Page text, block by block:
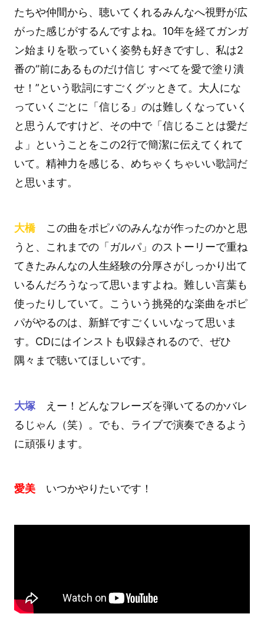
たちや仲間から、聴いてくれるみんなへ視野が広
がった感じがするんですよね。10年を経てガンガ
ン始まりを歌っていく姿勢も好きですし、私は2
番の“前にあるものだけ信じ すべてを愛で塗り潰
せ！”という歌詞にすごくグッときて。大人にな
っていくごとに「信じる」のは難しくなっていく
と思うんですけど、その中で「信じることは愛だ
よ」ということをこの2行で簡潔に伝えてくれて
いて。精神力を感じる、めちゃくちゃいい歌詞だ
と思います。
大橋この曲をポピパのみんなが作ったのかと思
うと、これまでの「ガルパ」のストーリーで重ね
てきたみんなの人生経験の分厚さがしっかり出て
いるんだろうなって思いますよね。難しい言葉も
使ったりしていて。こういう挑発的な楽曲をポピ
パがやるのは、新鮮ですごくいいなって思いま
す。CDにはインストも収録されるので、ぜひ
隅々まで聴いてほしいです。
大塚えー！どんなフレーズを弾いてるのかバレ
るじゃん（笑）。でも、ライブで演奏できるよう
に頑張ります。
愛美いつかやりたいです！